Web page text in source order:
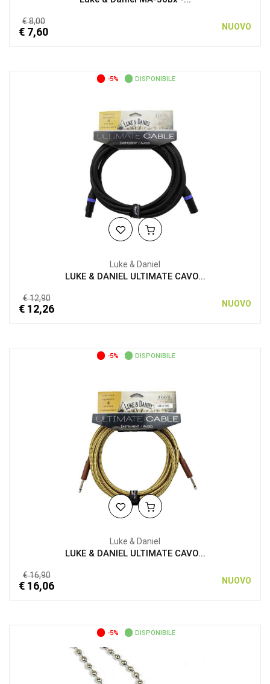
€ 8,00
€ 7,60 NUOVO
-5% DISPONIBILE
Luke & Daniel
LUKE & DANIEL ULTIMATE CAVO...
€ 12,90
€ 12,26 NUOVO
-5% DISPONIBILE
Luke & Daniel
LUKE & DANIEL ULTIMATE CAVO...
€ 16,90
€ 16,06 NUOVO
-5% DISPONIBILE